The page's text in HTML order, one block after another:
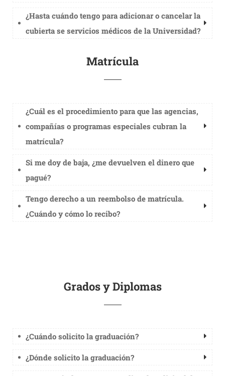
¿Hasta cuándo tengo para adicionar o cancelar la
cubierta se servicios médicos de la Universidad?
Matrícula
¿Cuál es el procedimiento para que las agencias,
compañías o programas especiales cubran la
matrícula?
Si me doy de baja, ¿me devuelven el dinero que
pagué?
Tengo derecho a un reembolso de matrícula.
¿Cuándo y cómo lo recibo?
Grados y Diplomas
¿Cuándo solicito la graduación?
¿Dónde solicito la graduación?